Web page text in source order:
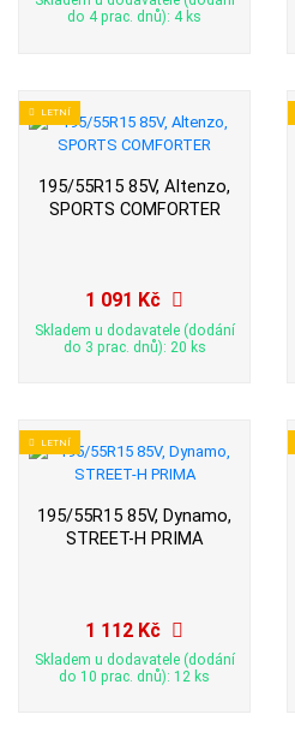
do 4 prac. dnů): 4 ks
LETNÍ
195/55R15 85V, Altenzo,
SPORTS COMFORTER
1 091 Kč
Skladem u dodavatele (dodání
do 3 prac. dnů): 20 ks
LETNÍ
195/55R15 85V, Dynamo,
STREET-H PRIMA
1 112 Kč
Skladem u dodavatele (dodání
do 10 prac. dnů): 12 ks